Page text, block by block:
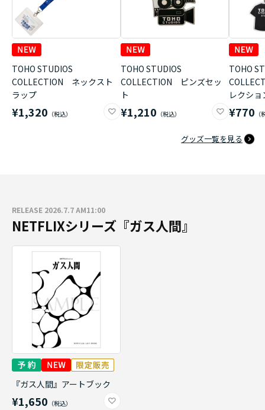
TOHO STUDIOS
COLLECTION ネックスト
ラップ
¥1,320
TOHO STUDIOS
COLLECTION ピンズセッ
ト
¥1,210
TOHO
レクシ
¥770
グッズ一覧を見る
RELEASE 2026.7.7 AM11:00
NETFLIXシリーズ『ガス人間』
『ガス人間』アートブック
¥1,650